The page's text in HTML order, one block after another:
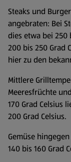
Steaks und
angebraten: Bei
dies etwa bei 250
200 bis 250 Grad
hier zu den
Mittlere
Meeresfrüchte
170 Grad Celsius
200 Grad Celsius.
Gemüse
140 bis 160 Grad